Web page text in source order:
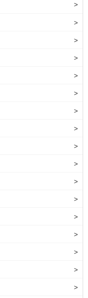
>
>
>
>
>
>
>
>
>
>
>
>
>
>
>
>
>